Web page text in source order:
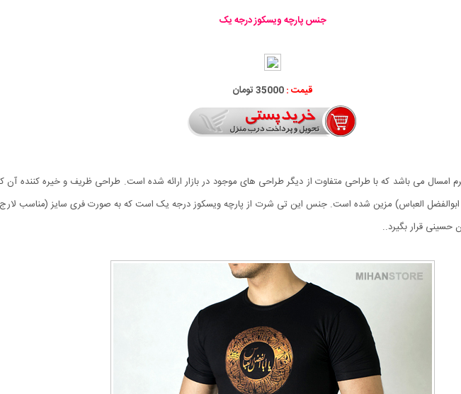
جنس پارچه ویسکوز درجه یک
قیمت :35000 تومان
می باشد که با طراحی متفاوت از دیگر طراحی های موجود در بازار ارائه شده است. طراحی ظریف و خیره کننده آن
العباس) مزین شده است. جنس این تی شرت از پارچه ویسکوز درجه یک است که به صورت فری سایز (مناسب
حسینی قرار بگیرد..